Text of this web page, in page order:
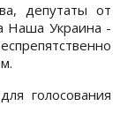
депутаты от
Наша Украина -
голосования